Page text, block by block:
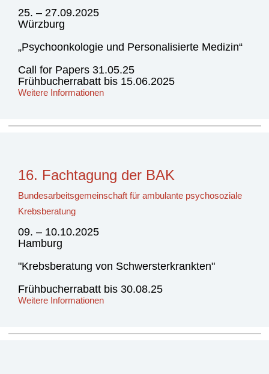
25. – 27.09.2025
Würzburg
„Psychoonkologie und Personalisierte Medizin“
Call for Papers 31.05.25
Frühbucherrabatt bis 15.06.2025
Weitere Informationen
16. Fachtagung der BAK
Bundesarbeitsgemeinschaft für ambulante psychosoziale
Krebsberatung
09. – 10.10.2025
Hamburg
"Krebsberatung von Schwersterkrankten"
Frühbucherrabatt bis 30.08.25
Weitere Informationen